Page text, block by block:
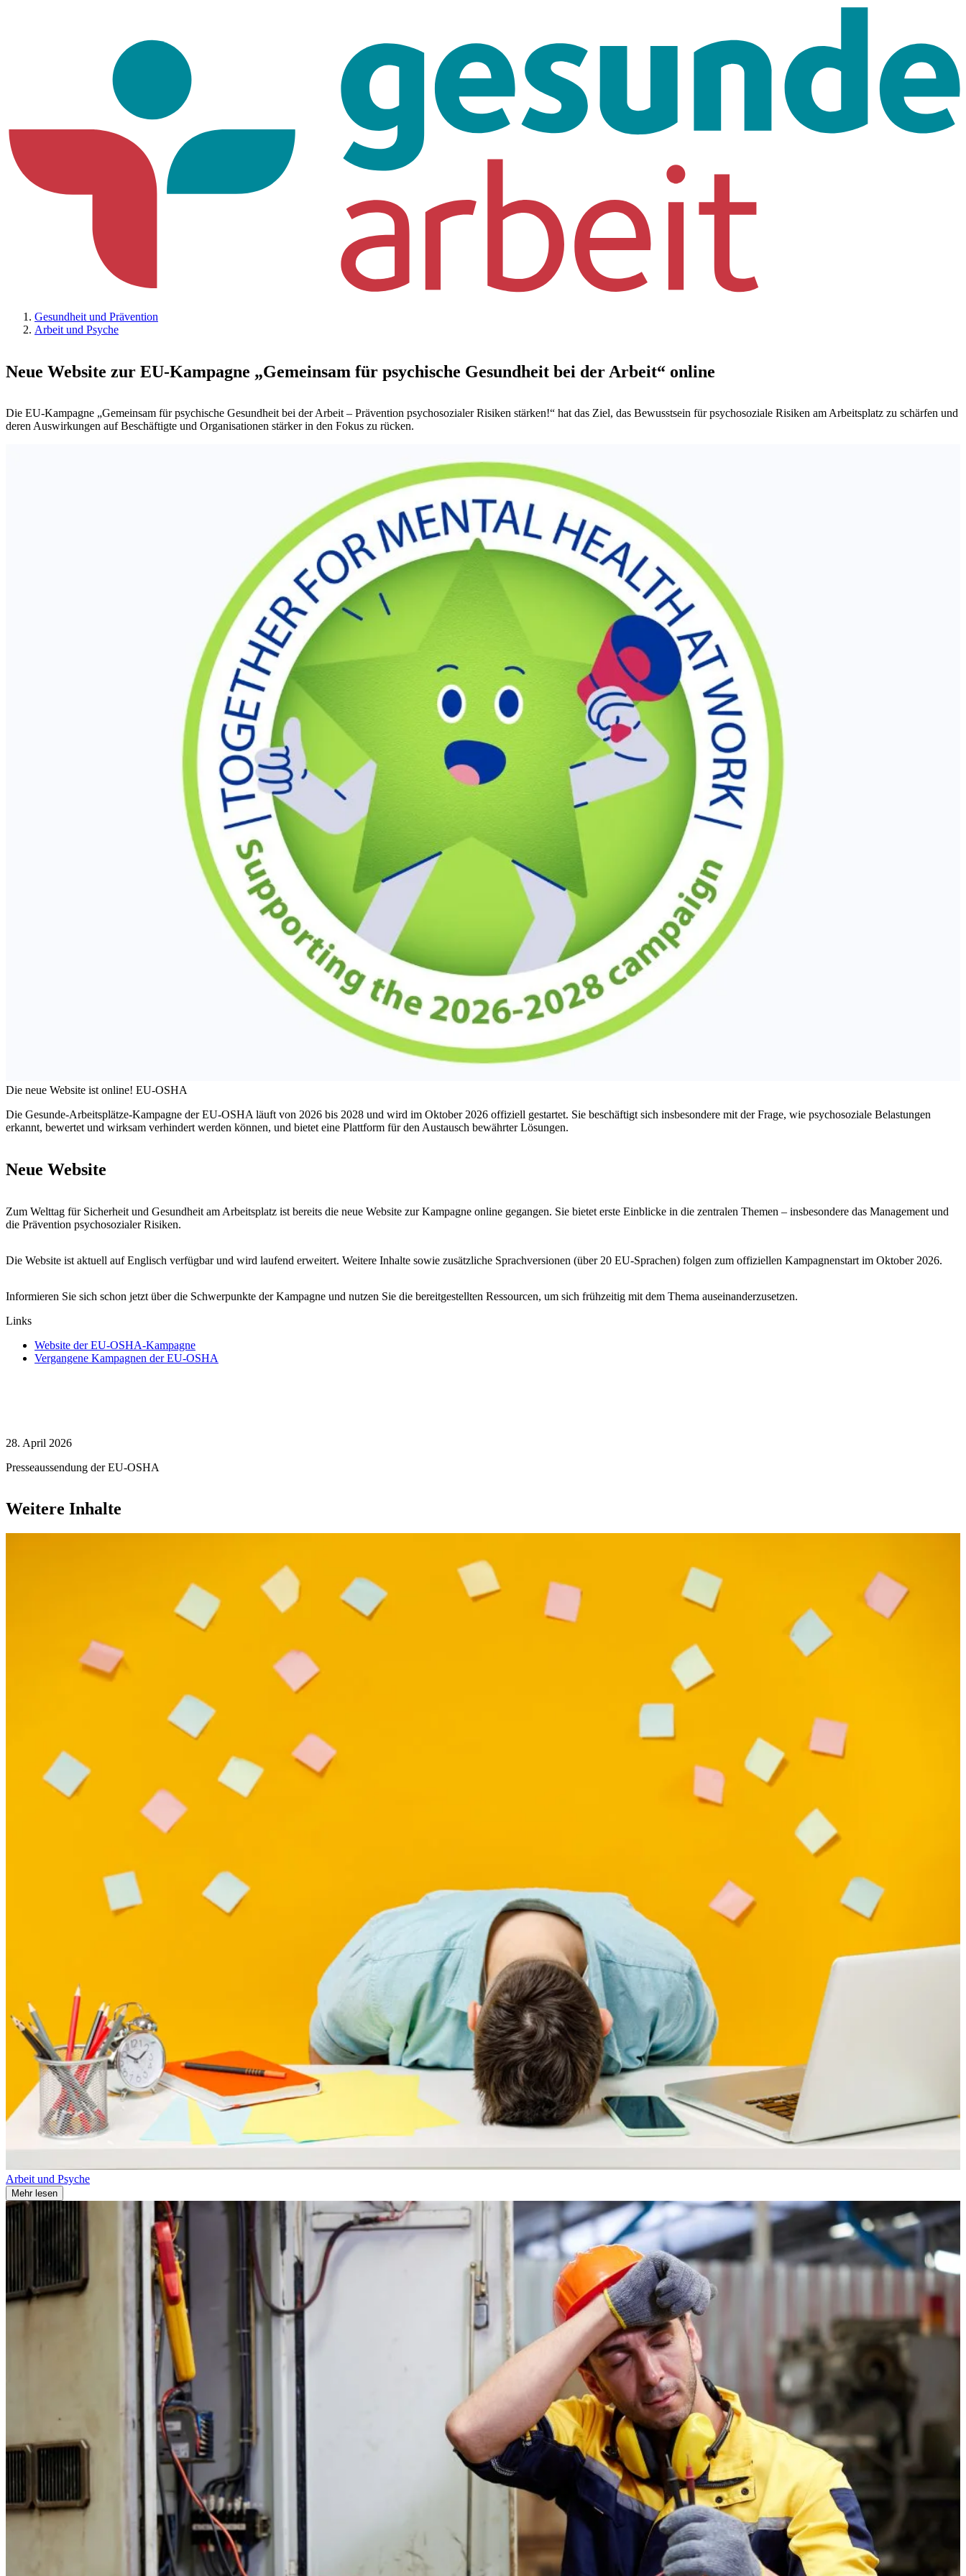
Gesundheit und Prävention
Arbeit und Psyche
Neue Website zur EU-Kampagne „Gemeinsam für psychische Gesundheit bei der Arbeit“ online
Die EU-Kampagne „Gemeinsam für psychische Gesundheit bei der Arbeit – Prävention psychosozialer Risiken stärken!“ hat das Ziel, das Bewusstsein für psychosoziale Risiken am Arbeitsplatz zu schärfen und
deren Auswirkungen auf Beschäftigte und Organisationen stärker in den Fokus zu rücken.
Die neue Website ist online! EU-OSHA
Die Gesunde-Arbeitsplätze-Kampagne der EU-OSHA läuft von 2026 bis 2028 und wird im Oktober 2026 offiziell gestartet. Sie beschäftigt sich insbesondere mit der Frage, wie psychosoziale Belastungen
erkannt, bewertet und wirksam verhindert werden können, und bietet eine Plattform für den Austausch bewährter Lösungen.
Neue Website
Zum Welttag für Sicherheit und Gesundheit am Arbeitsplatz ist bereits die neue Website zur Kampagne online gegangen. Sie bietet erste Einblicke in die zentralen Themen – insbesondere das Management und
die Prävention psychosozialer Risiken.
Die Website ist aktuell auf Englisch verfügbar und wird laufend erweitert. Weitere Inhalte sowie zusätzliche Sprachversionen (über 20 EU-Sprachen) folgen zum offiziellen Kampagnenstart im Oktober 2026.
Informieren Sie sich schon jetzt über die Schwerpunkte der Kampagne und nutzen Sie die bereitgestellten Ressourcen, um sich frühzeitig mit dem Thema auseinanderzusetzen.
Links
Website der EU-OSHA-Kampagne
Vergangene Kampagnen der EU-OSHA
28. April 2026
Presseaussendung der EU-OSHA
Weitere Inhalte
Arbeit und Psyche
Mehr lesen